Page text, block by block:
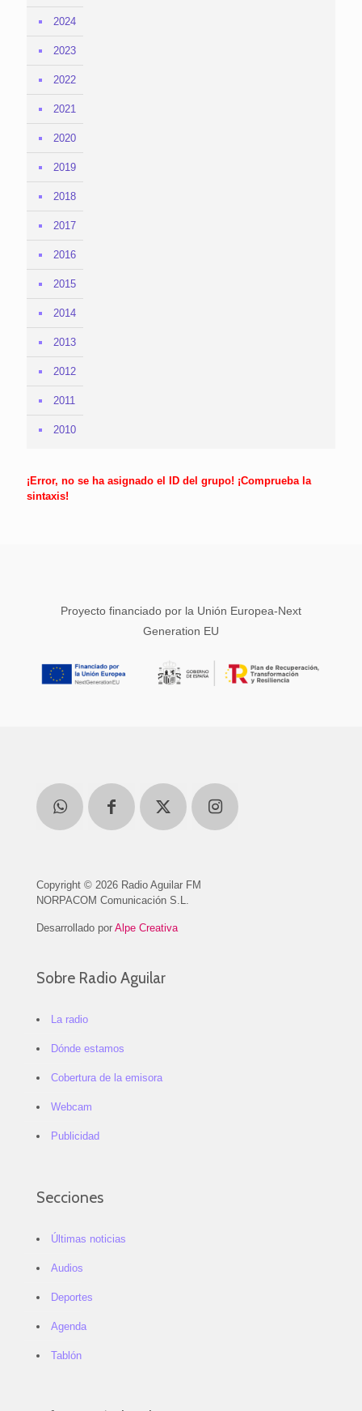
2024
2023
2022
2021
2020
2019
2018
2017
2016
2015
2014
2013
2012
2011
2010
¡Error, no se ha asignado el ID del grupo! ¡Comprueba la
sintaxis!
Proyecto financiado por la Unión Europea-Next
Generation EU
Copyright © 2026 Radio Aguilar FM
NORPACOM Comunicación S.L.
Desarrollado por Alpe Creativa
Sobre Radio Aguilar
La radio
Dónde estamos
Cobertura de la emisora
Webcam
Publicidad
Secciones
Últimas noticias
Audios
Deportes
Agenda
Tablón